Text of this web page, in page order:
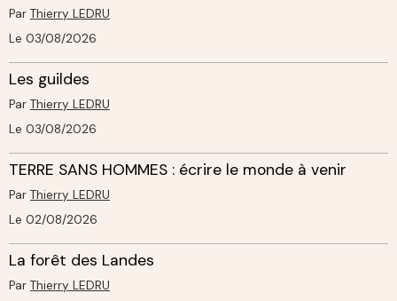
Par Thierry LEDRU
Le 03/08/2026
Les guildes
Par Thierry LEDRU
Le 03/08/2026
TERRE SANS HOMMES : écrire le monde à venir
Par Thierry LEDRU
Le 02/08/2026
La forêt des Landes
Par Thierry LEDRU